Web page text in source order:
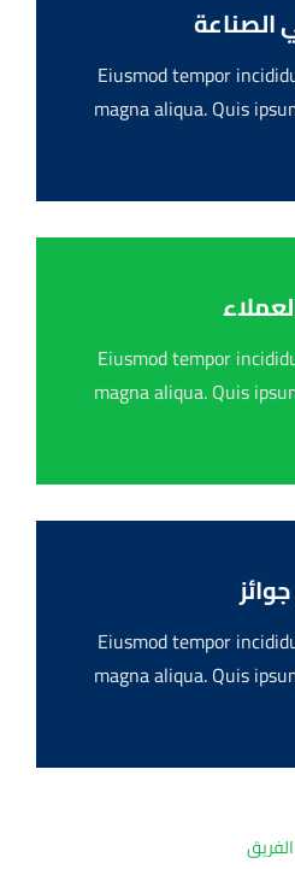
الصناعة
Eiusmod tempor
magna aliqua. Quis
Eiusmod tempor
magna aliqua. Quis
Eiusmod tempor
magna aliqua. Quis
الفريق